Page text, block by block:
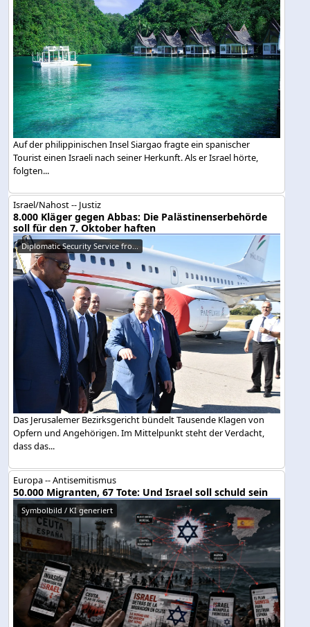
Auf der philippinischen Insel Siargao fragte ein spanischer
Tourist einen Israeli nach seiner Herkunft. Als er Israel hörte,
folgten...
Israel/Nahost -- Justiz
8.000 Kläger gegen Abbas: Die Palästinenserbehörde
soll für den 7. Oktober haften
Diplomatic Security Service fro...
Das Jerusalemer Bezirksgericht bündelt Tausende Klagen von
Opfern und Angehörigen. Im Mittelpunkt steht der Verdacht,
dass das...
Europa -- Antisemitismus
50.000 Migranten, 67 Tote: Und Israel soll schuld sein
Symbolbild / KI generiert